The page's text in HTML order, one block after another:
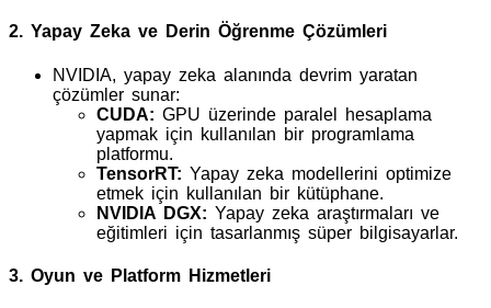
2. Yapay Zeka ve Derin Öğrenme Çözümleri
NVIDIA, yapay zeka alanında devrim yaratan
çözümler sunar:
CUDA: GPU üzerinde paralel hesaplama
yapmak için kullanılan bir programlama
platformu.
TensorRT: Yapay zeka modellerini optimize
etmek için kullanılan bir kütüphane.
NVIDIA DGX: Yapay zeka araştırmaları ve
eğitimleri için tasarlanmış süper bilgisayarlar.
3. Oyun ve Platform Hizmetleri